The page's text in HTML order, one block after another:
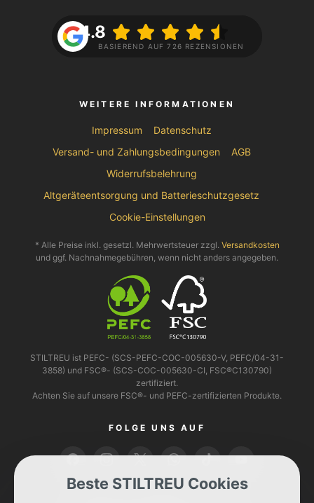
4.8
BASIEREND AUF 726 REZENSIONEN
WEITERE INFORMATIONEN
Impressum
Datenschutz
Versand- und Zahlungsbedingungen
AGB
Widerrufsbelehrung
Altgeräteentsorgung und Batterieschutzgesetz
Cookie-Einstellungen
* Alle Preise inkl. gesetzl. Mehrwertsteuer zzgl. Versandkosten
und ggf. Nachnahmegebühren, wenn nicht anders angegeben.
STILTREU ist PEFC- (SCS-PEFC-COC-005630-V, PEFC/04-31-
3858) und FSC®- (SCS-COC-005630-CI, FSC®C130790)
zertifiziert.
Achten Sie auf unsere FSC®- und PEFC-zertifizierten Produkte.
FOLGE UNS AUF
Beste STILTREU Cookies